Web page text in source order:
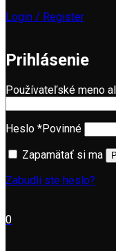
Login / Register
Prihlásenie
Používateľské meno
Heslo *Povinné
Zapamätať si ma
Zabudli ste heslo?
0